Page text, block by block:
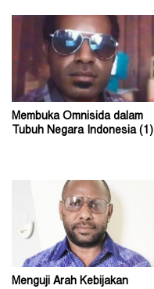
Membuka Omnisida dalam
Tubuh Negara Indonesia (1)
Menguji Arah Kebijakan